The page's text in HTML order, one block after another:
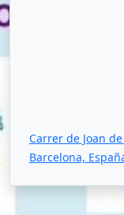
Carrer de Joan
Barcelona,